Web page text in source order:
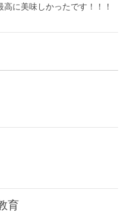
に美味しかったです！！！
育